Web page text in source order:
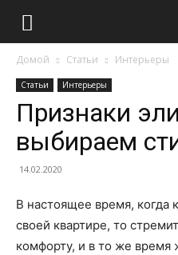
Домой Статьи Интерьеры
Статьи Интерьеры
Признаки
выбираем
14.02.2020
В настоящее время, когда
своей квартире, то
комфорту, и в то же время